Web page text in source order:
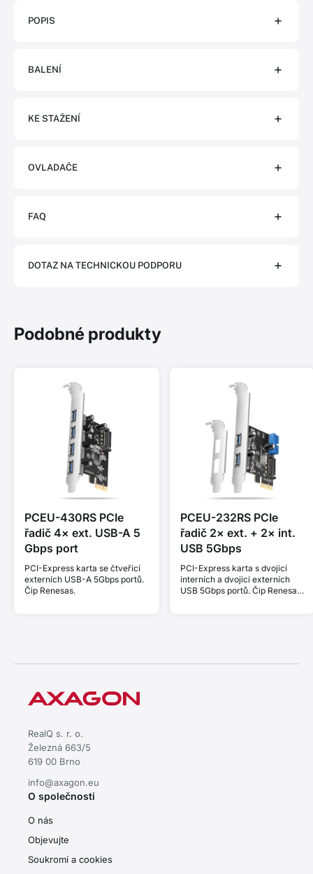
POPIS
BALENÍ
KE STAŽENÍ
OVLADAČE
FAQ
DOTAZ NA TECHNICKOU PODPORU
Podobné produkty
PCEU-430RS PCIe
řadič 4× ext. USB-A 5
Gbps port
PCI-Express karta se čtveřicí
externích USB-A 5Gbps portů.
Čip Renesas.
PCEU-232RS PCIe
řadič 2× ext. + 2× int.
USB 5Gbps
PCI-Express karta s dvojicí
interních a dvojicí externích
USB 5Gbps portů. Čip Renesas.
RealQ s. r. o.
Železná 663/5
619 00 Brno
info@axagon.eu
O společnosti
O nás
Objevujte
Soukromí a cookies